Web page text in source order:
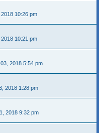
10:26 pm
10:21 pm
2018 5:54 pm
2018 1:28 pm
2018 9:32 pm